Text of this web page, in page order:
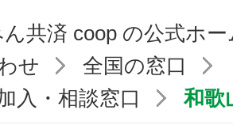
共済 coop の公式ホ
せ
全国の窓口
入・相談窓口
和歌